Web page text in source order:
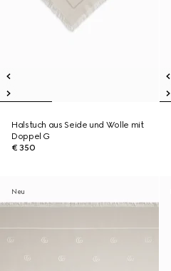
Halstuch aus Seide und Wolle mit
Doppel G
€ 350
Neu